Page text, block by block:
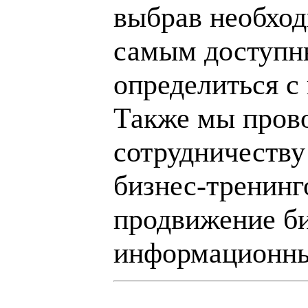
выбрав
самым
определиться
Также мы
бизнес-
продвижение